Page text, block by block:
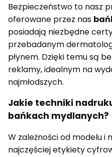
Bezpieczeństwo to nasz
oferowane przez nas
posiadają niezbędne
przebadanym
płynem. Dzięki temu są
reklamy, idealnym na
najmłodszych.
Jakie techniki
bańkach mydlanych?
W zależności od modelu i
najczęściej etykiety